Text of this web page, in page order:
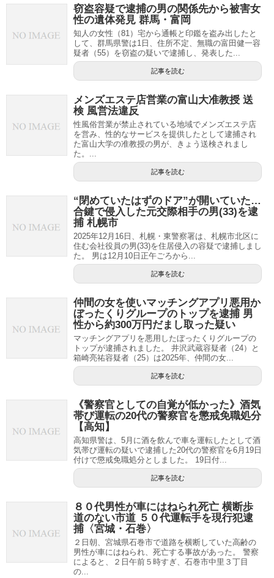
窃盗容疑で逮捕の男の関係先から被害女
性の遺体発見 群馬・富岡
知人の女性（81）宅から通帳と印鑑を盗み出したと
して、群馬県警は1日、住所不定、無職の富田健一容
疑者（55）を窃盗の疑いで逮捕し、発表した...
記事を読む
メンズエステ店営業の富山大准教授 送
検 風営法違反
性風俗営業が禁止されている地域でメンズエステ店
を営み、性的なサービスを提供したとして逮捕され
た富山大学の准教授の男が、きょう送検されまし
た。...
記事を読む
“閉めていたはずのドア”が開いていた…
合鍵で侵入した元交際相手の男(33)を逮
捕 札幌市
2025年12月16日、札幌・東警察署は、札幌市北区に
住む会社役員の男(33)を住居侵入の容疑で逮捕しまし
た。 男は12月10日正午ごろから...
記事を読む
仲間の女を使いマッチングアプリ悪用か
ぼったくりグループのトップを逮捕 男
性から約300万円だまし取った疑い
マッチングアプリを悪用したぼったくりグループの
トップが逮捕されました。 井沢武蔵容疑者（24）と
箱崎亮祐容疑者（25）は2025年、仲間の女...
記事を読む
《警察官としての自覚が低かった》酒気
帯び運転の20代の警察官を懲戒免職処分
【高知】
高知県警は、5月に酒を飲んで車を運転したとして酒
気帯び運転の疑いで逮捕した20代の警察官を6月19日
付けで懲戒免職処分としました。 19日付...
記事を読む
８０代男性が車にはねられ死亡 横断歩
道のない市道 ５０代運転手を現行犯逮
捕〈宮城・石巻〉
２日朝、宮城県石巻市で道路を横断していた高齢の
男性が車にはねられ、死亡する事故があった。 警察
によると、２日午前５時すぎ、石巻市中里３丁目
の...